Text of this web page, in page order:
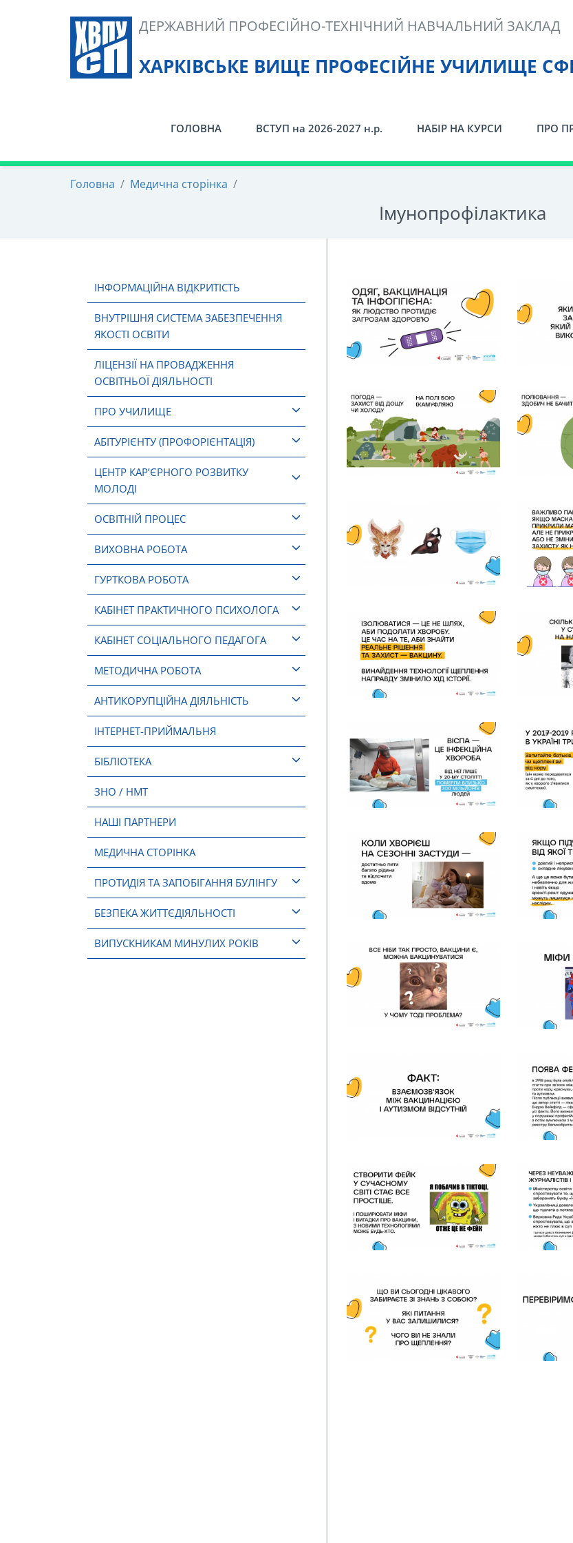
ХАРКІВСЬКЕ ВИЩЕ ПРОФЕСІЙНЕ УЧИЛИЩЕ
ДЕРЖАВНИЙ ПРОФЕСІЙНО-ТЕХНІЧНИЙ НАВЧАЛЬНИЙ ЗАКЛАД
ГОЛОВНА ВСТУП на 2026-2027 н.р. НАБІР НА КУРСИ ПРО
Головна / Медична сторінка /
Імунопрофілактика
ІНФОРМАЦІЙНА ВІДКРИТІСТЬ
ВНУТРІШНЯ СИСТЕМА ЗАБЕЗПЕЧЕННЯ
ЯКОСТІ ОСВІТИ
ЛІЦЕНЗІЇ НА ПРОВАДЖЕННЯ
ОСВІТНЬОЇ ДІЯЛЬНОСТІ
ПРО УЧИЛИЩЕ
АБІТУРІЄНТУ (ПРОФОРІЄНТАЦІЯ)
ЦЕНТР КАР’ЄРНОГО РОЗВИТКУ
МОЛОДІ
ОСВІТНІЙ ПРОЦЕС
ВИХОВНА РОБОТА
ГУРТКОВА РОБОТА
КАБІНЕТ ПРАКТИЧНОГО ПСИХОЛОГА
КАБІНЕТ СОЦІАЛЬНОГО ПЕДАГОГА
МЕТОДИЧНА РОБОТА
АНТИКОРУПЦІЙНА ДІЯЛЬНІСТЬ
ІНТЕРНЕТ-ПРИЙМАЛЬНЯ
БІБЛІОТЕКА
ЗНО / НМТ
НАШІ ПАРТНЕРИ
МЕДИЧНА СТОРІНКА
ПРОТИДІЯ ТА ЗАПОБІГАННЯ БУЛІНГУ
БЕЗПЕКА ЖИТТЄДІЯЛЬНОСТІ
ВИПУСКНИКАМ МИНУЛИХ РОКІВ